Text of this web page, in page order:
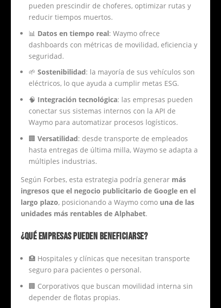
pueden prescindir de choferes, optimizar rutas y
reducir tiempos muertos.
📊 Datos en tiempo real: Waymo ofrece
dashboards con métricas de movilidad, eficiencia y
seguridad.
🌱Sostenibilidad: la mayoría de sus vehículos son
eléctricos, lo que ayuda a cumplir metas ESG.
🧠 Integración tecnológica: las empresas pueden
conectar sus sistemas internos con la API de
Waymo para automatizar procesos logísticos.
🏢Versatilidad: desde transporte de empleados
hasta entregas de última milla, Waymo se adapta a
múltiples industrias.
Según Forbes, esta estrategia podría generar más
ingresos que el negocio publicitario de Google en el
largo plazo, posicionando a Waymo como una de las
unidades más rentables de Alphabet.
¿QUÉ EMPRESAS PUEDEN BENEFICIARSE?
🏥 Hospitales y clínicas que necesitan transporte
seguro para pacientes o personal.
🏢 Corporativos que buscan movilidad interna sin
depender de flotas propias.